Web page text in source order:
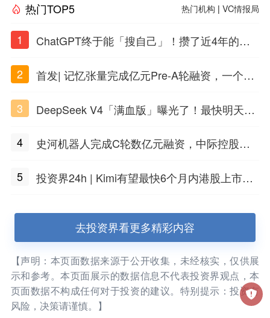
热门TOP5 热门机构 |VC情报局
1
ChatGPT终于能「搜自己」！攒了近4年的对
2
首发| 记忆张量完成亿元Pre-A轮融资，一个上
3
DeepSeek V4「满血版」曝光了！最快明天发
4
史河机器人完成C轮数亿元融资，中际控股领
5
投资界24h | Kimi有望最快6个月内港股上市；
去投资界看更多精彩内容
【声明：本页面数据来源于公开收集，未经核实，仅供展
示和参考。本页面展示的数据信息不代表投资界观点，本
页面数据不构成任何对于投资的建议。特别提示：投资有
风险，决策请谨慎。】